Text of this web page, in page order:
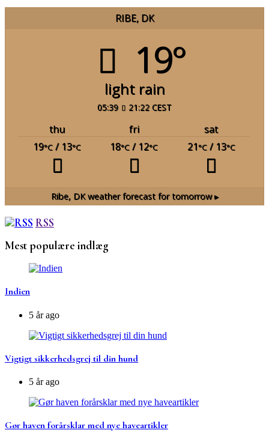
RIBE, DK
19°
light rain
05:39 21:22 CEST
thu fri
sat
19°C / 13°C 18°C / 12°C 21°C/ 13°C
Ribe, DKweather forecast for tomorrow ▸
RSS
Mest populære indlæg
Indien
5 år ago
Vigtigt sikkerhedsgrej til din hund
5 år ago
Gør haven forårsklar med nye haveartikler